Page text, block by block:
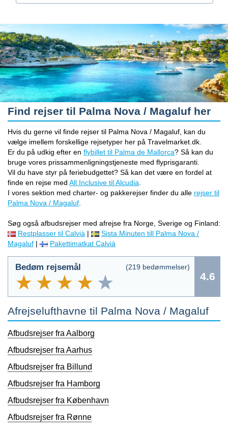
Find rejser til Palma Nova / Magaluf her
Hvis du gerne vil finde rejser til Palma Nova / Magaluf, kan du
vælge imellem forskellige rejsetyper her på Travelmarket.dk.
Er du på udkig efter en flybillet til Palma de Mallorca? Så kan du
bruge vores prissammenligningstjeneste med flyprisgaranti.
Vil du have styr på feriebudgettet? Så kan det være en fordel at
finde en rejse med All Inclusive til Alcudia
I vores sektion med charter- og pakkerejser finder du alle rejser til
Palma Nova / Magaluf
Søg også afbudsrejser med afrejse fra Norge, Sverige og Finland:
Restplasser til Calvià |
Sista Minuten till Palma Nova /
Magaluf | Pakettimatkat Calvià
Bedøm rejsemål (219 bedømmelser)
4.6
Afrejselufthavne til Palma Nova / Magaluf
Afbudsrejser fra Aalborg
Afbudsrejser fra Aarhus
Afbudsrejser fra Billund
Afbudsrejser fra Hamborg
Afbudsrejser fra København
Afbudsrejser fra Rønne